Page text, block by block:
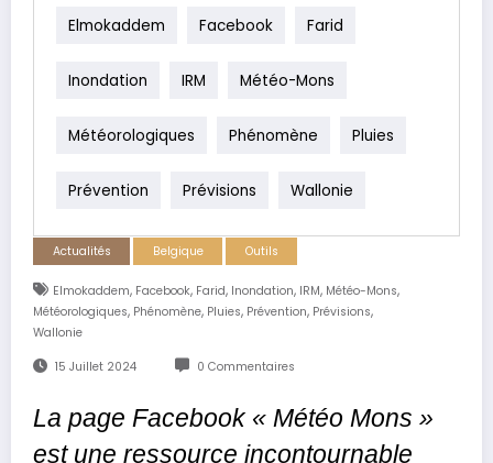
Elmokaddem Facebook Farid
Inondation IRM Météo-Mons
Météorologiques Phénomène Pluies
Prévention Prévisions Wallonie
Actualités Belgique Outils
Elmokaddem, Facebook, Farid, Inondation, IRM, Météo-Mons,
Météorologiques, Phénomène, Pluies, Prévention, Prévisions,
Wallonie
15 Juillet 2024 0 Commentaires
La page Facebook « Météo Mons »
est une ressource incontournable